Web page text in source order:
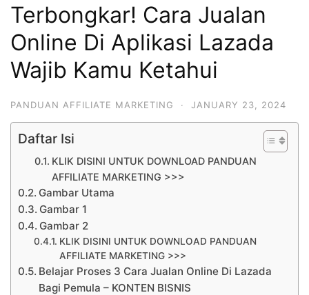
Terbongkar! Cara Jualan
Online Di Aplikasi Lazada
Wajib Kamu Ketahui
PANDUAN AFFILIATE MARKETING · JANUARY 23, 2024
Daftar Isi
KLIK DISINI UNTUK DOWNLOAD PANDUAN
AFFILIATE MARKETING >>>
Gambar Utama
Gambar 1
Gambar 2
KLIK DISINI UNTUK DOWNLOAD PANDUAN
AFFILIATE MARKETING >>>
Belajar Proses 3 Cara Jualan Online Di Lazada
Bagi Pemula – KONTEN BISNIS